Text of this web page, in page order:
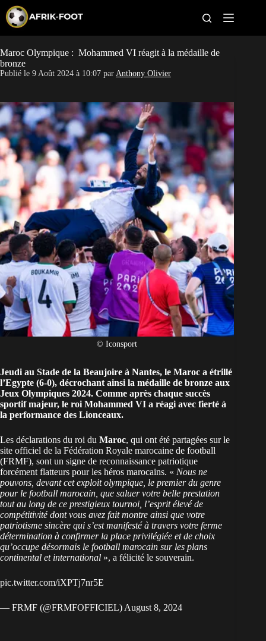
p
t
o
c
o
t
e
n
t
Maroc Olympique
Guinée Olympique
Egypte Olympique
Pronostic JO 2024
Maroc Olympique : Mohammed VI réagit à la médaille de
bronze
Publié le 9 Août 2024 à 10:07 par Anthony Olivier
© Iconsport
Jeudi au Stade de la Beaujoire à Nantes, le Maroc a étrillé
l’Egypte (6-0), décrochant ainsi la médaille de bronze aux
Jeux Olympiques 2024. Comme après chaque succès
sportif majeur, le roi Mohammed VI a réagi avec fierté à
la performance des Lionceaux.
Les déclarations du roi du Maroc, qui ont été partagées sur le
site officiel de la Fédération Royale marocaine de football
(FRMF), sont un signe de reconnaissance patriotique
forcément flatteurs pour les héros marocains. « Nous ne
pouvons, devant cet exploit olympique, le premier du genre
pour le football marocain, que saluer votre belle prestation
tout au long de ce prestigieux tournoi, l’esprit élevé de
compétitivité dont vous avez fait montre ainsi que votre
patriotisme sincère qui s’est manifesté à travers votre ferme
détermination à confirmer la place privilégiée et de choix
qu’occupe désormais le football marocain sur les plans
continental et international », a félicité le souverain.
pic.twitter.com/iXPTj7nr5E
— FRMF (@FRMFOFFICIEL) August 8, 2024